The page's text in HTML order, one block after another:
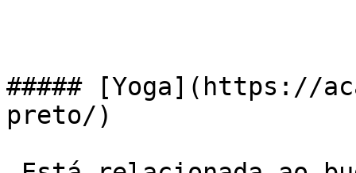
##### [Yoga](https://
preto/)